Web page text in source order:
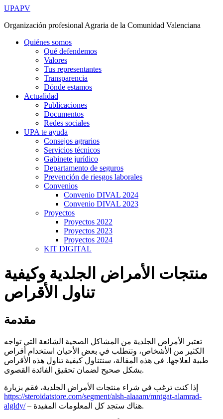
Ir
contenido
UPAPV
Organización profesional Agraria de la Comunidad Valenciana
Quiénes somos
Qué defendemos
Valores
Tus representantes
Transparencia
Dónde estamos
Actualidad
Publicaciones
Documentos
Redes sociales
UPA te ayuda
Consejos agrarios
Servicios técnicos
Gabinete jurídico
Departamento de seguros
Prevención de riesgos laborales
Convenios
Convenio DIVAL 2024
Convenio DIVAL 2023
Proyectos
Proyectos 2022
Proyectos 2023
Proyectos 2024
KIT DIGITAL
منتجات الأمراض الجلدية وكيفية
تناول الأقراص
مقدمة
تعتبر الأمراض الجلدية من المشاكل الصحية الشائعة التي تواجه
الكثير من الأشخاص، وتتطلب في بعض الأحيان استخدام أقراص
طبية لعلاجها. في هذه المقالة، سنتناول كيفية تناول هذه الأقراص
بشكل صحيح لضمان تحقيق الفائدة القصوى.
إذا كنت ترغب في شراء منتجات الأمراض الجلدية، فقم بزيارة
https://steroidatstore.com/segment/alsh-alaaam/mntgat-alamrad-
algldy/
– هناك ستجد كل المعلومات المفيدة.